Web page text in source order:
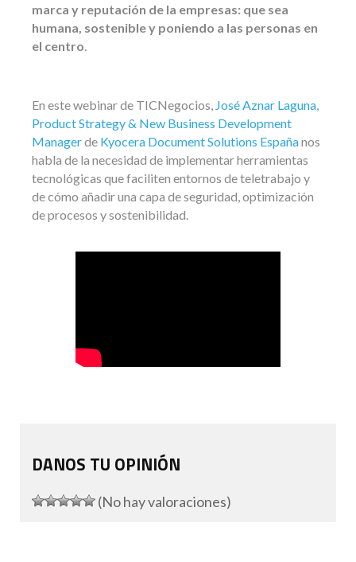
marca y reputación de la empresas: que sea
humana, sostenible y poniendo a las personas en
el centro.
En este webinar de TICNegocios, José Aznar Laguna,
Product Strategy & New Business Development
Managerde Kyocera Document Solutions Españanos
habla de la necesidad de implementar herramientas
tecnológicas que faciliten entornos de teletrabajo y
de cómo añadir una capa de seguridad, optimización
de procesos y sostenibilidad.
DANOS TU OPINIÓN
(No hay valoraciones)